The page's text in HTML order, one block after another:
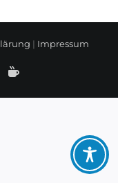
| Impressum
BuyMeCoffe